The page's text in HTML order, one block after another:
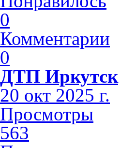
0
Комментарии
0
ДТП Иркутск
20 окт 2025 г.
Просмотры
563